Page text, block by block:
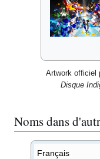
Artwork officiel
Disque
Noms dans
Français